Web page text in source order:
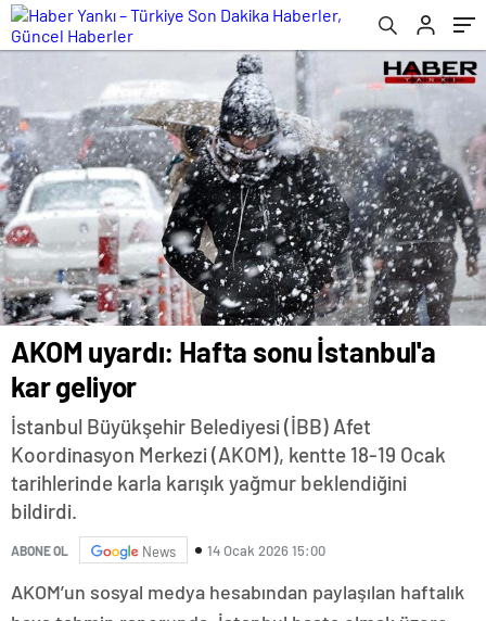
AKOM uyardı: Hafta sonu İstanbul'a
kar geliyor
İstanbul Büyükşehir Belediyesi (İBB) Afet
Koordinasyon Merkezi (AKOM), kentte 18-19 Ocak
tarihlerinde karla karışık yağmur beklendiğini
bildirdi.
ABONE OL News 14 Ocak 2026 15:00
AKOM’un sosyal medya hesabından paylaşılan haftalık